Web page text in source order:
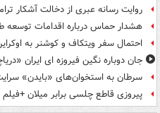
روایت رسانه عبری از دخالت آشکار
هشدار حماس درباره اقدامات توسعه
احتمال سفر ویتکاف و کوشنر به
جان دوباره نگین فیروزه ای ایران
سرطان به استخوان‌های «بایدن»
پیروزی قاطع چلسی برابر میلان +فیلم